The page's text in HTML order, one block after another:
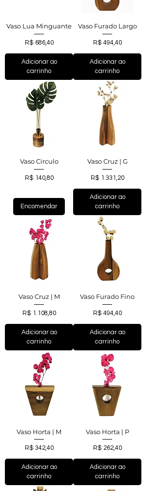
Vaso Lua Minguante
Preço
R$ 686,40
Adicionar ao
carrinho
Vaso Furado Largo
Preço
R$ 494,40
Adicionar ao
carrinho
Vaso Circulo
Preço
R$ 140,80
Encomendar
Vaso Cruz | G
Preço
R$ 1.331,20
Adicionar ao
carrinho
Vaso Cruz | M
Preço
R$ 1.108,80
Adicionar ao
carrinho
Vaso Furado Fino
Preço
R$ 494,40
Adicionar ao
carrinho
Vaso Horta | M
Preço
R$ 342,40
Adicionar ao
carrinho
Vaso Horta | P
Preço
R$ 262,40
Adicionar ao
carrinho